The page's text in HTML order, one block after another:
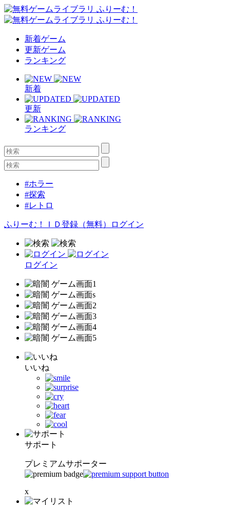
新着ゲーム
更新ゲーム
ランキング
新着
更新
ランキング
#ホラー
#探索
#レトロ
ふりーむ！ＩＤ登録（無料） ログイン
ログイン
いいね
サポート
プレミアムサポーター
x